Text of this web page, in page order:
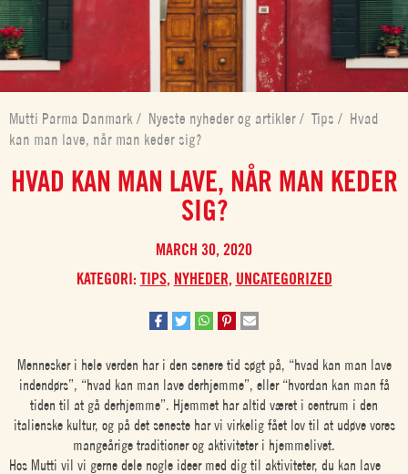
Mutti Parma Danmark / Nyeste nyheder og artikler / Tips / Hvad
kan man lave, når man keder sig?
HVAD KAN MAN LAVE, NÅR MAN KEDER
SIG?
MARCH 30, 2020
KATEGORI: TIPS, NYHEDER, UNCATEGORIZED
Mennesker i hele verden har i den senere tid søgt på, “hvad kan man lave
indendørs”, “hvad kan man lave derhjemme”, eller “hvordan kan man få
tiden til at gå derhjemme”. Hjemmet har altid været i centrum i den
italienske kultur, og på det seneste har vi virkelig fået lov til at udøve vores
mangeårige traditioner og aktiviteter i hjemmelivet.
Hos Mutti vil vi gerne dele nogle ideer med dig til aktiviteter, du kan lave